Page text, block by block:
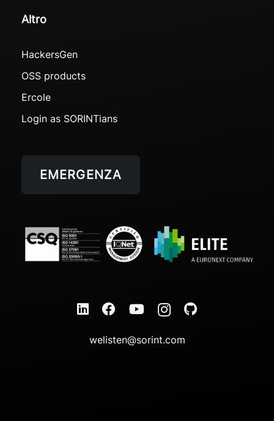
Altro
HackersGen
OSS products
Ercole
Login as SORINTians
EMERGENZA
welisten@sorint.com